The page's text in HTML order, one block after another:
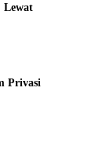
Lewat
Privasi